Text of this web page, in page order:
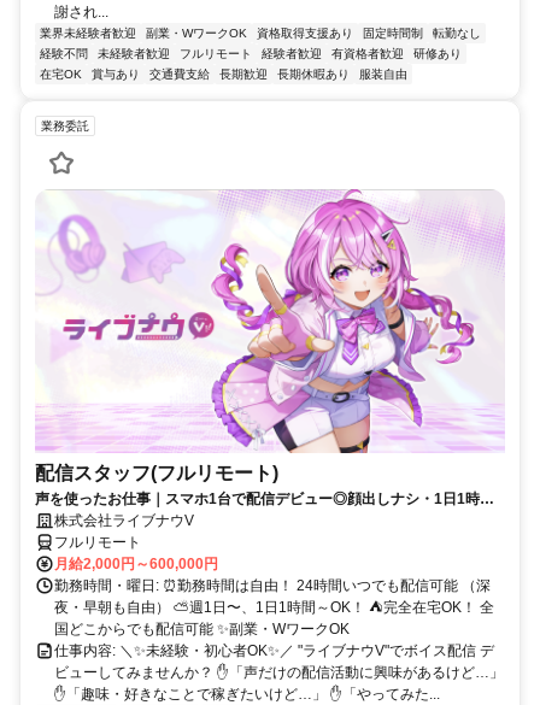
謝され...
業界未経験者歓迎 副業・WワークOK 資格取得支援あり 固定時間制
転勤なし
経験不問
未経験者歓迎 フルリモート 経験者歓迎 有資格者歓迎
研修あり
在宅OK
賞与あり 交通費支給 長期歓迎 長期休暇あり 服装自由
業務委託
配信スタッフ(フルリモート)
声を使ったお仕事｜スマホ1台で配信デビュー◎顔出しナシ・1日1時間
～OK♪
株式会社ライブナウV
フルリモート
月給2,000円～600,000円
勤務時間・曜日: ⏰勤務時間は自由！ 24時間いつでも配信可能 （深
夜・早朝も自由） ⛅週1日〜、1日1時間～OK！ ⛺完全在宅OK！ 全
国どこからでも配信可能 ✨副業・WワークOK
仕事内容: ＼✨未経験・初心者OK✨／ "ライブナウV"でボイス配信 デ
ビューしてみませんか？ ✋「声だけの配信活動に興味があるけど…」
✋「趣味・好きなことで稼ぎたいけど…」 ✋「やってみた...